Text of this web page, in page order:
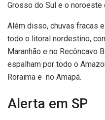
Grosso do Sul e o noroeste
Além disso, chuvas fracas
todo o litoral nordestino,
Maranhão e no Recôncavo
espalham por todo o
Roraima e no Amapá.
Alerta em SP